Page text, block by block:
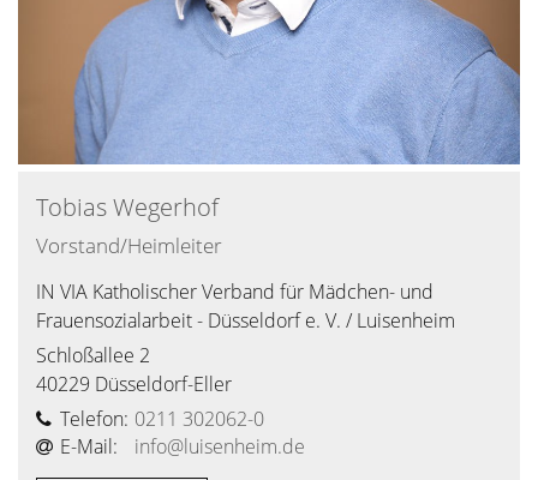
TobiasWegerhof
Vorstand/Heimleiter
IN VIA Katholischer Verband für Mädchen- und
Frauensozialarbeit - Düsseldorf e. V. / Luisenheim
Schloßallee 2
40229 Düsseldorf-Eller
Telefon: 0211 302062-0
E-Mail:
info@luisenheim.de